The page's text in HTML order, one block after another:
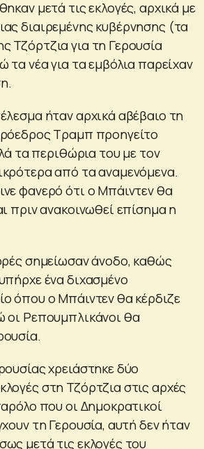
μετά τις εκλογές, αρχικά με
διαιρεμένης κυβέρνησης (τα
Τζόρτζια για τη Γερουσία
τα νέα για τα εμβόλια παρείχαν
ήταν αρχικά αβέβαιο τη
Τραμπ προηγείτο
τα περιθώρια του με τον
από τα αναμενόμενα.
φανερό ότι ο Μπάιντεν θα
πριν ανακοινωθεί επίσημα η
σημείωσαν άνοδο, καθώς
ένα διχασμένο
όπου ο Μπάιντεν θα κέρδιζε
οι Ρεπουμπλικάνοι θα
χρειάστηκε δύο
στη Τζόρτζια στις αρχές
που οι Δημοκρατικοί
τη Γερουσία, αυτή δεν ήταν
μετά τις εκλογές του